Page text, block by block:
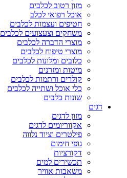
מזון רטוב לכלבים
אוכל רפואי לכלב
חטיפים ועצמות לכלבים
משחקים וצעצועים לכלבים
מוצרי הדברה לכלבים
מוצרי טיפוח לכלבים
כלובים ומלונות לכלבים
מיטות ומזרנים
קולרים ורתמות לכלבים
כלי אוכל ושתייה לכלבים
שונות כלבים
דגים
מזון לדגים
אקווריומים לדגים
פילטרים וציוד נלווה
גופי חימום
דקורציות
תכשירים למים
משאבות אוויר